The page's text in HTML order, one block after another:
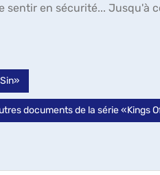
en sécurité... Jusqu'à
documents de la série «Kings